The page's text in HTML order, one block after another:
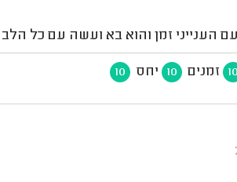
הענייני זמן והוא בא ועשה עם כל
10 זמנים 10 יחס 10